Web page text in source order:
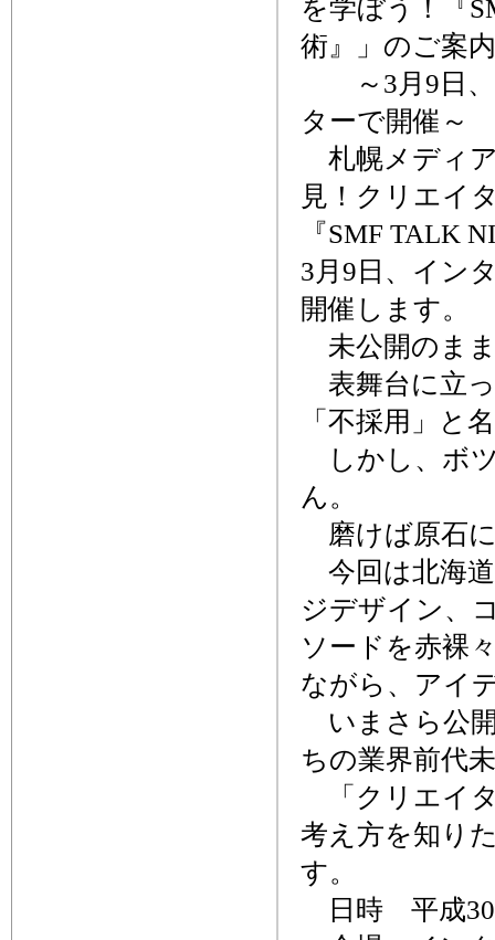
を学ぼう！『
術』」のご案
～3月9日、
ターで開催～
札幌メディ
見！クリエイ
『SMF TALK
3月9日、イン
開催します。
未公開のま
表舞台に立
「不採用」と
しかし、ボ
ん。
磨けば原石
今回は北海
ジデザイン、
ソードを赤裸
ながら、アイ
いまさら公
ちの業界前代
「クリエイ
考え方を知り
す。
日時 平成30